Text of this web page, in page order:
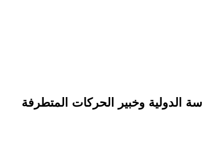
الدولية وخبير الحركات المتطرفة